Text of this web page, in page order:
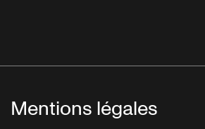
Mentions légales